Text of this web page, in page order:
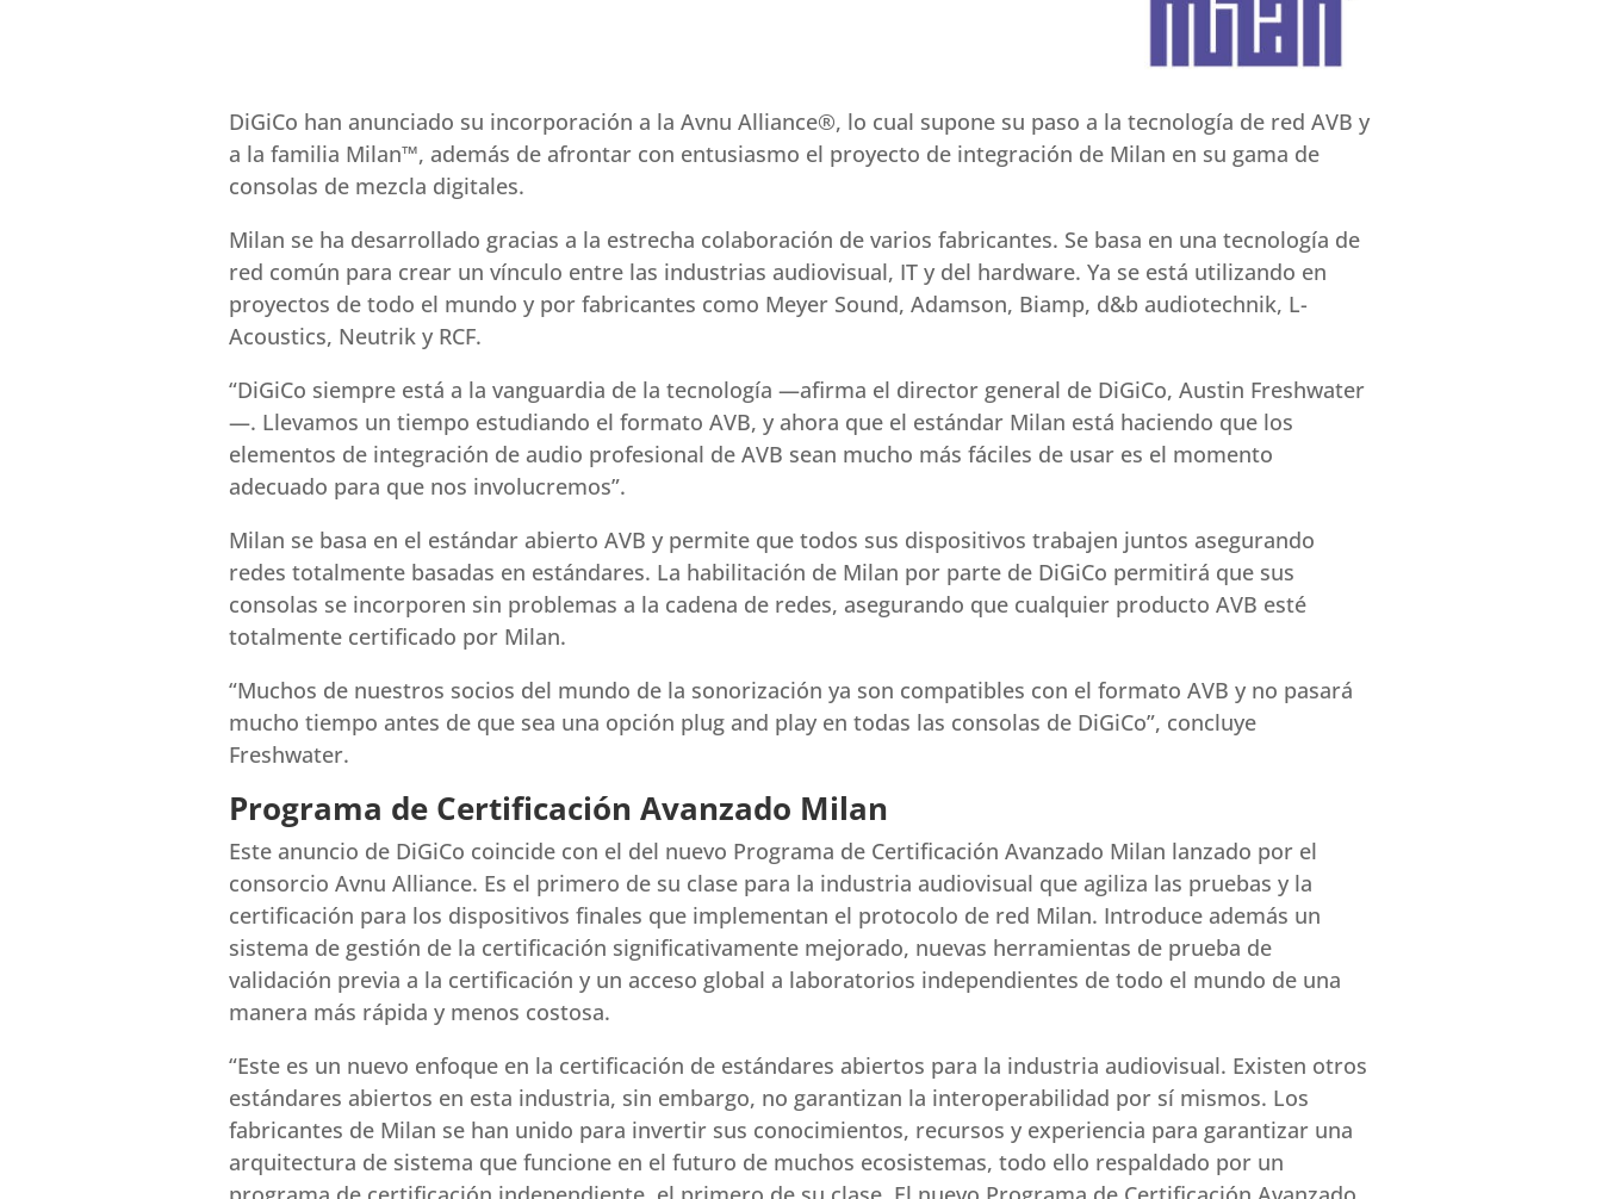
DiGiCo han anunciado su incorporación a la Avnu Alliance®, lo cual supone su paso a la tecnología de red AVB y
a la familia Milan™, además de afrontar con entusiasmo el proyecto de integración de Milan en su gama de
consolas de mezcla digitales.
Milan se ha desarrollado gracias a la estrecha colaboración de varios fabricantes. Se basa en una tecnología de
red común para crear un vínculo entre las industrias audiovisual, IT y del hardware. Ya se está utilizando en
proyectos de todo el mundo y por fabricantes como Meyer Sound, Adamson, Biamp, d&b audiotechnik, L-
Acoustics, Neutrik y RCF.
“DiGiCo siempre está a la vanguardia de la tecnología —afirma el director general de DiGiCo, Austin Freshwater
—. Llevamos un tiempo estudiando el formato AVB, y ahora que el estándar Milan está haciendo que los
elementos de integración de audio profesional de AVB sean mucho más fáciles de usar es el momento
adecuado para que nos involucremos”.
Milan se basa en el estándar abierto AVB y permite que todos sus dispositivos trabajen juntos asegurando
redes totalmente basadas en estándares. La habilitación de Milan por parte de DiGiCo permitirá que sus
consolas se incorporen sin problemas a la cadena de redes, asegurando que cualquier producto AVB esté
totalmente certificado por Milan.
“Muchos de nuestros socios del mundo de la sonorización ya son compatibles con el formato AVB y no pasará
mucho tiempo antes de que sea una opción plug and play en todas las consolas de DiGiCo”, concluye
Freshwater.
Programa de Certificación Avanzado Milan
Este anuncio de DiGiCo coincide con el del nuevo Programa de Certificación Avanzado Milan lanzado por el
consorcio Avnu Alliance. Es el primero de su clase para la industria audiovisual que agiliza las pruebas y la
certificación para los dispositivos finales que implementan el protocolo de red Milan. Introduce además un
sistema de gestión de la certificación significativamente mejorado, nuevas herramientas de prueba de
validación previa a la certificación y un acceso global a laboratorios independientes de todo el mundo de una
manera más rápida y menos costosa.
“Este es un nuevo enfoque en la certificación de estándares abiertos para la industria audiovisual. Existen otros
estándares abiertos en esta industria, sin embargo, no garantizan la interoperabilidad por sí mismos. Los
fabricantes de Milan se han unido para invertir sus conocimientos, recursos y experiencia para garantizar una
arquitectura de sistema que funcione en el futuro de muchos ecosistemas, todo ello respaldado por un